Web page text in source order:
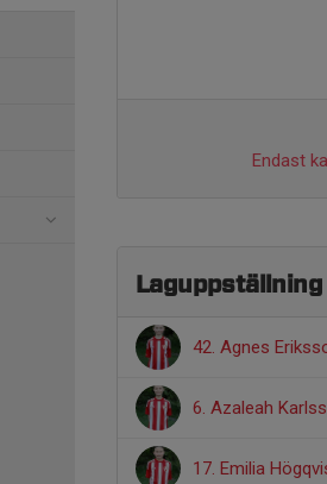
Endast
Laguppställning
42. Agnes
6. Azaleah
17. Emilia